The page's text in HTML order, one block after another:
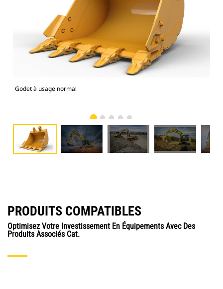
Godet à usage normal
PRODUITS COMPATIBLES
Optimisez Votre Investissement En Équipements Avec Des
Produits Associés Cat.